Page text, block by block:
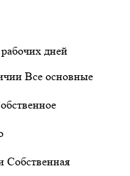
дней
Все основные
Собственная